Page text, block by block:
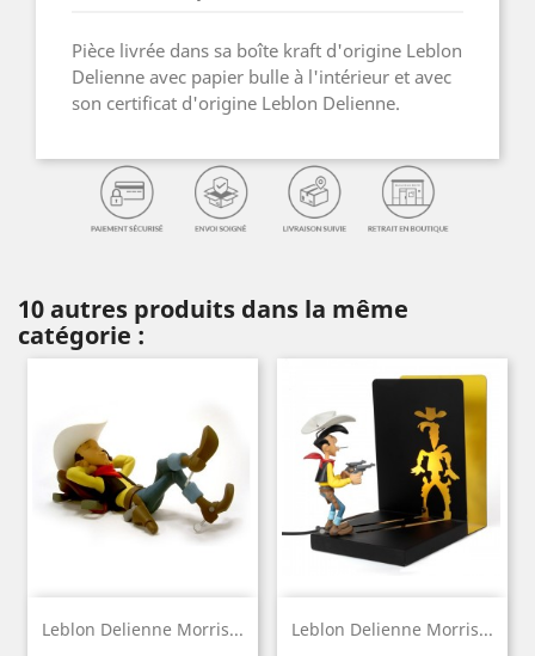
Pièce livrée dans sa boîte kraft d'origine Leblon
Delienne avec papier bulle à l'intérieur et avec
son certificat d'origine Leblon Delienne.
10 autres produits dans la même
catégorie :
Leblon Delienne Morris... Leblon Delienne Morris...